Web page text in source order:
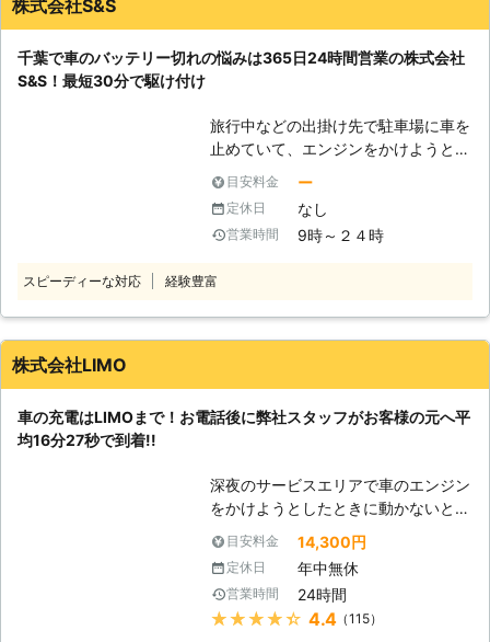
らせることが可能です。お客様がすぐ
ッテリーが上がった時はぜひ弊社をご
利用くださいませ。
よ！近郊エリアで車のバッテリー上が
りにお困りのときにはご連絡くださ
株式会社S&S
千葉で車のバッテリー切れの悩みは365日24時間営業の株式会社
S&S！最短30分で駆け付け
旅行中などの出掛け先で駐車場に車を
止めていて、エンジンをかけようとし
たときにエンジンがかからなくて焦っ
ていませんか？エンジンがかからない
ときは、車の充電が切れているかもし
れません。 充電切れの原因は、カー
です。例えば、東京ディズニーランド
ように、バッテリーの充電を復活させ
たら、弊社「株式会社S&S」にご依頼
ください！ 【最短30分駆けつけ可
能！緊急事態だからこそ365日24時
間迅速に駆けつけます】 株式会社
S&Sは、千葉県内であれば最短30分
でお客さまの元へ駆けつけることがで
きます。弊社はすぐにお客様の元へ駆
目安料金 ー
定休日 なし
営業時間 9時～２４時
スピーディーな対応 経験豊富
株式会社LIMO
車の充電はLIMOまで！お電話後に弊社スタッフがお客様の元へ平
均16分27秒で到着!!
深夜のサービスエリアで車のエンジン
をかけようとしたときに動かないと、
困ってしまいますよね。エンジンがか
からなければ自宅にも帰れない、観光
もできないので八方塞がりです。 そ
んなときこそ、弊社「LＩMO」がお
客様の元へすぐに駆けつけてお助けし
目安料金 14,300円
定休日 年中無休
営業時間 24時間
★★★★★ 4.4（115）